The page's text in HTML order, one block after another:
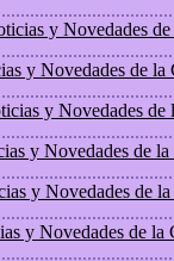
y Novedades
y Novedades de la
y Novedades de
y Novedades de
y Novedades de
y Novedades de la